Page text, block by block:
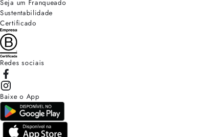
Seja um Franqueado
Sustentabilidade
Certificado
Redes sociais
Baixe o App